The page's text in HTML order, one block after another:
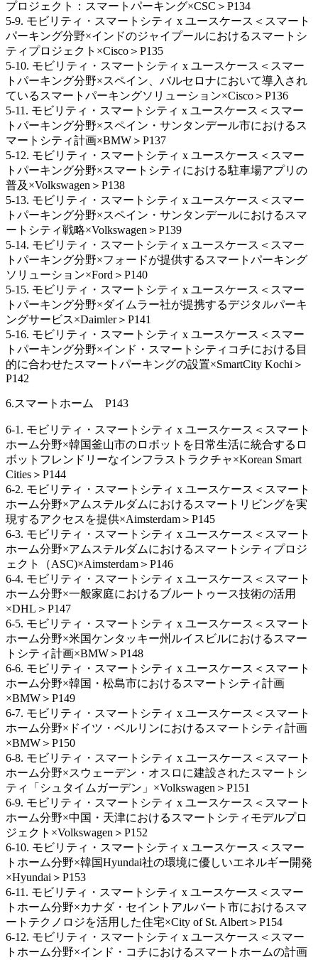
プロジェクト：スマートパーキング×CSC＞P134
5‐9. モビリティ・スマートシティ x ユースケース＜スマート
パーキング分野×インドのジャイプールにおけるスマートシ
ティプロジェクト×Cisco＞P135
5-10. モビリティ・スマートシティ x ユースケース＜スマー
トパーキング分野×スペイン、バルセロナにおいて導入され
ているスマートパーキングソリューション×Cisco＞P136
5-11. モビリティ・スマートシティ x ユースケース＜スマー
トパーキング分野×スペイン・サンタンデール市におけるス
マートシティ計画×BMW＞P137
5-12. モビリティ・スマートシティ x ユースケース＜スマー
トパーキング分野×スマートシティにおける駐車場アプリの
普及×Volkswagen＞P138
5‐13. モビリティ・スマートシティ x ユースケース＜スマー
トパーキング分野×スペイン・サンタンデールにおけるスマ
ートシティ戦略×Volkswagen＞P139
5-14. モビリティ・スマートシティ x ユースケース＜スマー
トパーキング分野×フォードが提供するスマートパーキング
ソリューション×Ford＞P140
5-15. モビリティ・スマートシティ x ユースケース＜スマー
トパーキング分野×ダイムラー社が提携するデジタルパーキ
ングサービス×Daimler＞P141
5-16. モビリティ・スマートシティ x ユースケース＜スマー
トパーキング分野×インド・スマートシティコチにおける目
的に合わせたスマートパーキングの設置×SmartCity Kochi＞
P142
6.スマートホーム P143
6-1. モビリティ・スマートシティ x ユースケース＜スマート
ホーム分野×韓国釜山市のロボットを日常生活に統合するロ
ボットフレンドリーなインフラストラクチャ×Korean Smart
Cities＞P144
6-2. モビリティ・スマートシティ x ユースケース＜スマート
ホーム分野×アムステルダムにおけるスマートリビングを実
現するアクセスを提供×Aimsterdam＞P145
6-3. モビリティ・スマートシティ x ユースケース＜スマート
ホーム分野×アムステルダムにおけるスマートシティプロジ
ェクト（ASC)×Aimsterdam＞P146
6-4. モビリティ・スマートシティ x ユースケース＜スマート
ホーム分野×一般家庭におけるブルートゥース技術の活用
×DHL＞P147
6-5. モビリティ・スマートシティ x ユースケース＜スマート
ホーム分野×米国ケンタッキー州ルイスビルにおけるスマー
トシティ計画×BMW＞P148
6-6. モビリティ・スマートシティ x ユースケース＜スマート
ホーム分野×韓国・松島市におけるスマートシティ計画
×BMW＞P149
6-7. モビリティ・スマートシティ x ユースケース＜スマート
ホーム分野×ドイツ・ベルリンにおけるスマートシティ計画
×BMW＞P150
6-8. モビリティ・スマートシティ x ユースケース＜スマート
ホーム分野×スウェーデン・オスロに建設されたスマートシ
ティ「シュタイムガーデン」×Volkswagen＞P151
6-9. モビリティ・スマートシティ x ユースケース＜スマート
ホーム分野×中国・天津におけるスマートシティモデルプロ
ジェクト×Volkswagen＞P152
6-10. モビリティ・スマートシティ x ユースケース＜スマー
トホーム分野×韓国Hyundai社の環境に優しいエネルギー開発
×Hyundai＞P153
6-11. モビリティ・スマートシティ x ユースケース＜スマー
トホーム分野×カナダ・セイントアルバート市におけるスマ
ートテクノロジを活用した住宅×City of St. Albert＞P154
6-12. モビリティ・スマートシティ x ユースケース＜スマー
トホーム分野×インド・コチにおけるスマートホームの計画